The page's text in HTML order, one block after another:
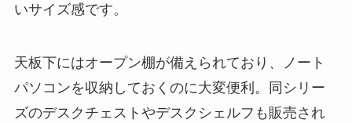
いサイズ感です。
天板下にはオープン棚が備えられており、ノート
パソコンを収納しておくのに大変便利。同シリー
ズのデスクチェストやデスクシェルフも販売され